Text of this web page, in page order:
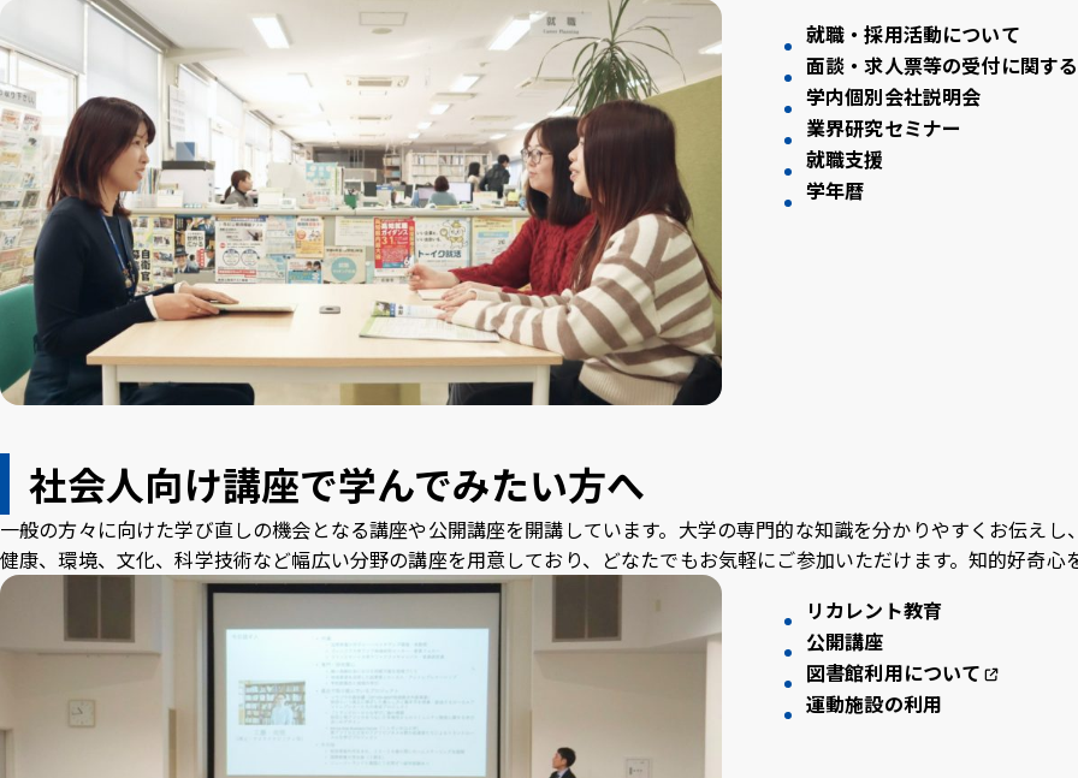
就職・採用活動について
面談・求人票等の受付に関す
学内個別会社説明会
業界研究セミナー
就職支援
学年暦
社会人向け講座で学んでみたい方へ
一般の方々に向けた学び直しの機会となる講座や公開講座を開講しています。大学の専門的な知識を分かりやすくお伝え
健康、環境、文化、科学技術など幅広い分野の講座を用意しており、どなたでもお気軽にご参加いただけます。知的好奇心
リカレント教育
公開講座
図書館利用について
運動施設の利用